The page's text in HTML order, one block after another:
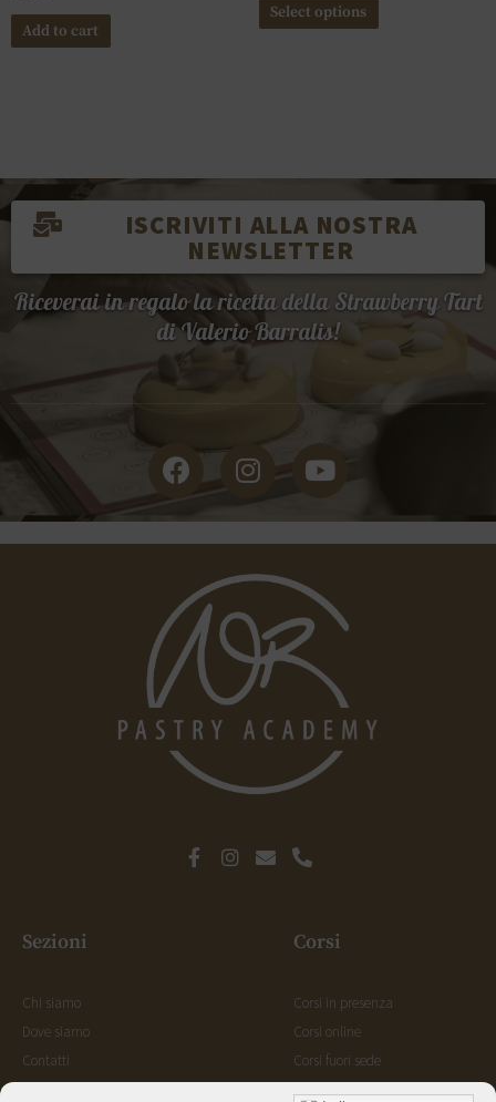
Add to cart
Select options
ISCRIVITI ALLA NOSTRA
NEWSLETTER
Riceverai in regalo la ricetta della Strawberry Tart
di Valerio Barralis!
Sezioni
Chi siamo
Dove siamo
Contatti
Corsi
Corsi in presenza
Corsi online
Corsi fuori sede